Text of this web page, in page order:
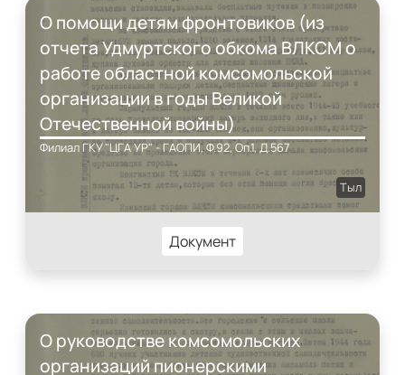
О помощи детям фронтовиков (из
отчета Удмуртского обкома ВЛКСМ о
работе областной комсомольской
организации в годы Великой
Отечественной войны)
Филиал ГКУ "ЦГА УР" - ГАОПИ, Ф.92, Оп.1, Д.567
Тыл
Документ
О руководстве комсомольских
организаций пионерскими